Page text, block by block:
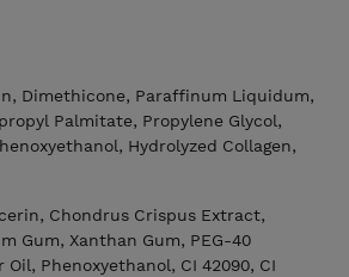
Dimethicone, Paraffinum Liquidum,
Palmitate, Propylene Glycol,
Hydrolyzed Collagen,
Chondrus Crispus Extract,
Gum, Xanthan Gum, PEG-40
Oil, Phenoxyethanol, CI 42090, CI